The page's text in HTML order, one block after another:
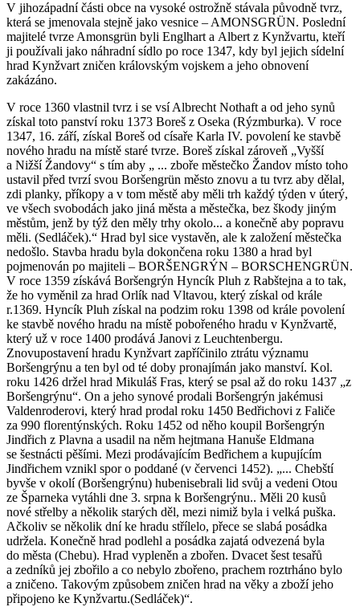
V jihozápadní části obce na vysoké ostrožně stávala původně tvrz,
která se jmenovala stejně jako vesnice – AMONSGRÜN. Poslední
majitelé tvrze Amonsgrün byli Englhart a Albert z Kynžvartu, kteří
ji používali jako náhradní sídlo po roce 1347, kdy byl jejich sídelní
hrad Kynžvart zničen královským vojskem a jeho obnovení
zakázáno.
V roce 1360 vlastnil tvrz i se vsí Albrecht Nothaft a od jeho synů
získal toto panství roku 1373 Boreš z Oseka (Rýzmburka). V roce
1347, 16. září, získal Boreš od císaře Karla IV. povolení ke stavbě
nového hradu na místě staré tvrze. Boreš získal zároveň „Vyšší
a Nižší Žandovy“ s tím aby „ ... zboře městečko Žandov místo toho
ustavil před tvrzí svou Boršengrün město znovu a tu tvrz aby dělal,
zdi planky, příkopy a v tom městě aby měli trh každý týden v úterý,
ve všech svobodách jako jiná města a městečka, bez škody jiným
městům, jenž by týž den měly trhy okolo... a konečně aby popravu
měli. (Sedláček).“ Hrad byl sice vystavěn, ale k založení městečka
nedošlo. Stavba hradu byla dokončena roku 1380 a hrad byl
pojmenován po majiteli – BORŠENGRÝN – BORSCHENGRÜN.
V roce 1359 získává Boršengrýn Hyncík Pluh z Rabštejna a to tak,
že ho vyměnil za hrad Orlík nad Vltavou, který získal od krále
r.1369. Hyncík Pluh získal na podzim roku 1398 od krále povolení
ke stavbě nového hradu na místě pobořeného hradu v Kynžvartě,
který už v roce 1400 prodává Janovi z Leuchtenbergu.
Znovupostavení hradu Kynžvart zapříčinilo ztrátu významu
Boršengrýnu a ten byl od té doby pronajímán jako manství. Kol.
roku 1426 držel hrad Mikuláš Fras, který se psal až do roku 1437 „z
Boršengrýnu“. On a jeho synové prodali Boršengrýn jakémusi
Valdenroderovi, který hrad prodal roku 1450 Bedřichovi z Faliče
za 990 florentýnských. Roku 1452 od něho koupil Boršengrýn
Jindřich z Plavna a usadil na něm hejtmana Hanuše Eldmana
se šestnácti pěšími. Mezi prodávajícím Bedřichem a kupujícím
Jindřichem vznikl spor o poddané (v červenci 1452). „... Chebští
byvše v okolí (Boršengrýnu) hubenisebrali lid svůj a vedeni Otou
ze Šparneka vytáhli dne 3. srpna k Boršengrýnu.. Měli 20 kusů
nové střelby a několik starých děl, mezi nimiž byla i velká puška.
Ačkoliv se několik dní ke hradu střílelo, přece se slabá posádka
udržela. Konečně hrad podlehl a posádka zajatá odvezená byla
do města (Chebu). Hrad vypleněn a zbořen. Dvacet šest tesařů
a zedníků jej zbořilo a co nebylo zbořeno, prachem roztrháno bylo
a zničeno. Takovým způsobem zničen hrad na věky a zboží jeho
připojeno ke Kynžvartu.(Sedláček)“.